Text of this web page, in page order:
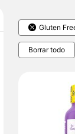
Gluten
Borrar todo